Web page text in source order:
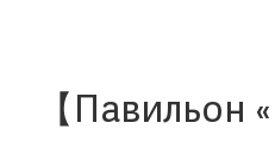
【Павильон